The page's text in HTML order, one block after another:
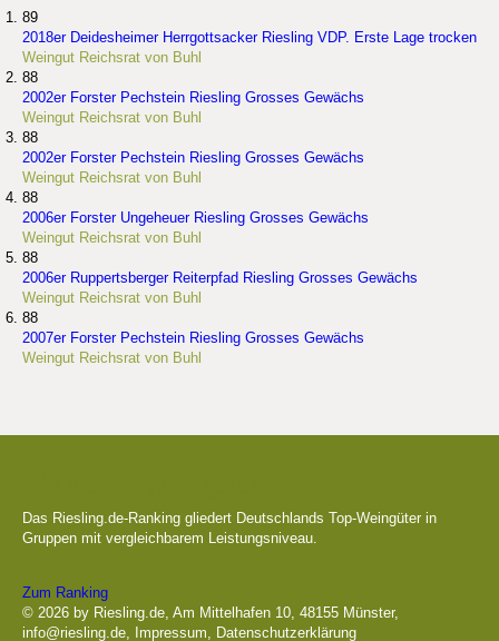
89
2018er Deidesheimer Herrgottsacker Riesling VDP. Erste Lage trocken
Weingut Reichsrat von Buhl
88
2002er Forster Pechstein Riesling Grosses Gewächs
Weingut Reichsrat von Buhl
88
2002er Forster Pechstein Riesling Grosses Gewächs
Weingut Reichsrat von Buhl
88
2006er Forster Ungeheuer Riesling Grosses Gewächs
Weingut Reichsrat von Buhl
88
2006er Ruppertsberger Reiterpfad Riesling Grosses Gewächs
Weingut Reichsrat von Buhl
88
2007er Forster Pechstein Riesling Grosses Gewächs
Weingut Reichsrat von Buhl
Das Riesling.de-Ranking gliedert Deutschlands Top-Weingüter in
Gruppen mit vergleichbarem Leistungsniveau.
Zum Ranking
© 2026 by Riesling.de, Am Mittelhafen 10, 48155 Münster,
info@riesling.de, Impressum, Datenschutzerklärung